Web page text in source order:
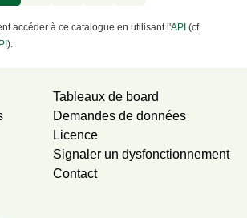
accéder à ce catalogue en utilisant l'API (cf.
).
Tableaux de board
Demandes de données
Licence
Signaler un dysfonctionnement
Contact